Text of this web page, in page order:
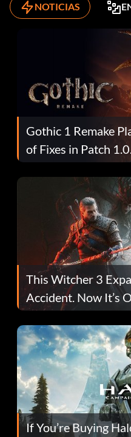
NOTICIAS
Gothic 1 Remake
of Fixes in Patch
This Witcher 3
Accident. Now It’s
If You’re Buying